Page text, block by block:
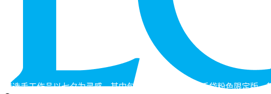
精选手工作品以七夕为灵感，其中包括特别推出的Scarf手袋粉色限定版，其